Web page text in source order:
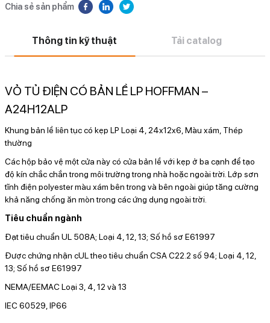
Chia sẻ sản phẩm
Thông tin kỹ thuật Tải catalog
VỎ TỦ ĐIỆN CÓ BẢN LỀ LP HOFFMAN –
A24H12ALP
Khung bản lề liên tục có kẹp LP Loại 4, 24x12x6, Màu xám, Thép
thường
Các hộp bảo vệ một cửa này có cửa bản lề với kẹp ở ba cạnh để tạo
độ kín chắc chắn trong môi trường trong nhà hoặc ngoài trời. Lớp sơn
tĩnh điện polyester màu xám bên trong và bên ngoài giúp tăng cường
khả năng chống ăn mòn trong các ứng dụng ngoài trời.
Tiêu chuẩn ngành
Đạt tiêu chuẩn UL 508A; Loại 4, 12, 13; Số hồ sơ E61997
Được chứng nhận cUL theo tiêu chuẩn CSA C22.2 số 94; Loại 4, 12,
13; Số hồ sơ E61997
NEMA/EEMAC Loại 3, 4, 12 và 13
IEC 60529, IP66